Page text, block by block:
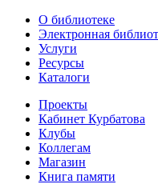
О библиотеке
Электронная
Услуги
Ресурсы
Каталоги
Проекты
Кабинет Курбатова
Клубы
Коллегам
Магазин
Книга памяти